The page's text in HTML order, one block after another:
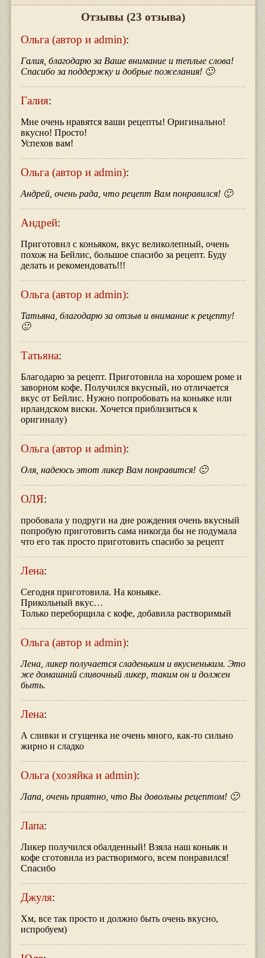
Отзывы (23 отзыва)
Ольга (автор и admin):
Галия, благодарю за Ваше внимание и теплые слова!
Спасибо за поддержку и добрые пожелания! 🙂
Галия:
Мне очень нравятся ваши рецепты! Оригинально!
вкусно! Просто!
Успехов вам!
Ольга (автор и admin):
Андрей, очень рада, что рецепт Вам понравился! 🙂
Андрей:
Приготовил с коньяком, вкус великолепный, очень
похож на Бейлис, большое спасибо за рецепт. Буду
делать и рекомендовать!!!
Ольга (автор и admin):
Татьяна, благодарю за отзыв и внимание к рецепту!
🙂
Татьяна:
Благодарю за рецепт. Приготовила на хорошем роме и
заворном кофе. Получился вкусный, но отличается
вкус от Бейлис. Нужно попробовать на коньяке или
ирландском виски. Хочется приблизиться к
оригиналу)
Ольга (автор и admin):
Оля, надеюсь этот ликер Вам понравится! 🙂
ОЛЯ:
пробовала у подруги на дне рождения очень вкусный
попробую приготовить сама никогда бы не подумала
что его так просто приготовить спасибо за рецепт
Лена:
Сегодня приготовила. На коньяке.
Прикольный вкус…
Только переборщила с кофе, добавила растворимый
Ольга (автор и admin):
Лена, ликер получается сладеньким и вкусненьким. Это
же домашний сливочный ликер, таким он и должен
быть.
Лена:
А сливки и сгущенка не очень много, как-то сильно
жирно и сладко
Ольга (хозяйка и admin):
Лапа, очень приятно, что Вы довольны рецептом! 🙂
Лапа:
Ликер получился обалденный! Взяла наш коньяк и
кофе сготовила из растворимого, всем понравился!
Спасибо
Джуля:
Хм, все так просто и должно быть очень вкусно,
испробуем)